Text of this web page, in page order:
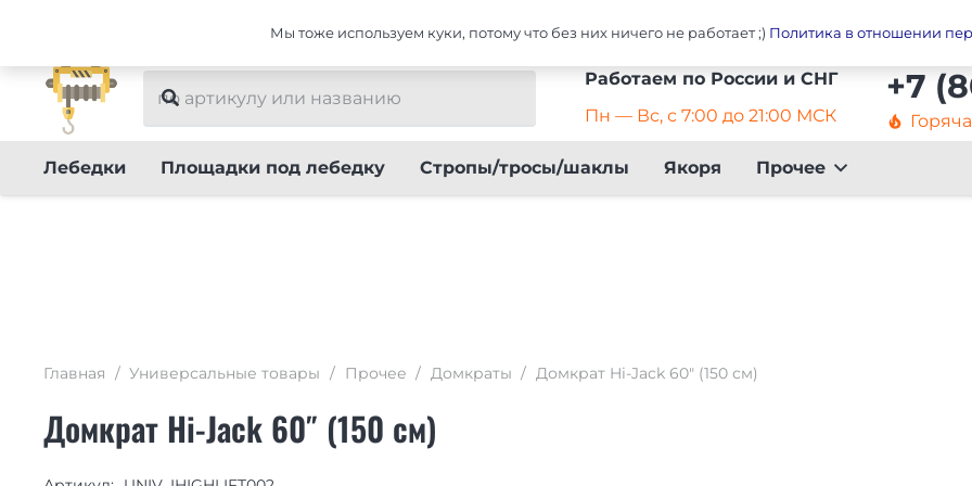
Интернет-магазин тюнинга Универсальные товары Главная
Работаем по России и СНГ
Пн — Вс, с 7:00 до 21:00 МСК
+7
local_fire_department
Лебедки Площадки под лебедку Стропы/тросы/шаклы Якоря Прочее
Главная / Универсальные товары / Прочее / Домкраты / Домкрат Hi-Jack 60″ (150 см)
Домкрат Hi-Jack 60″ (150 см)
Мы тоже используем куки, потому что без них ничего не работает ;) Политика в отношении